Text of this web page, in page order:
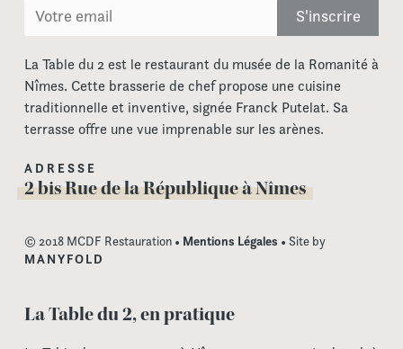
La Table du 2 est le restaurant du musée de la Romanité à
Nîmes. Cette brasserie de chef propose une cuisine
traditionnelle et inventive, signée Franck Putelat. Sa
terrasse offre une vue imprenable sur les arènes.
ADRESSE
2 bis Rue de la République à Nîmes
© 2018 MCDF Restauration • Mentions Légales • Site by
MANYFOLD
La Table du 2, en pratique